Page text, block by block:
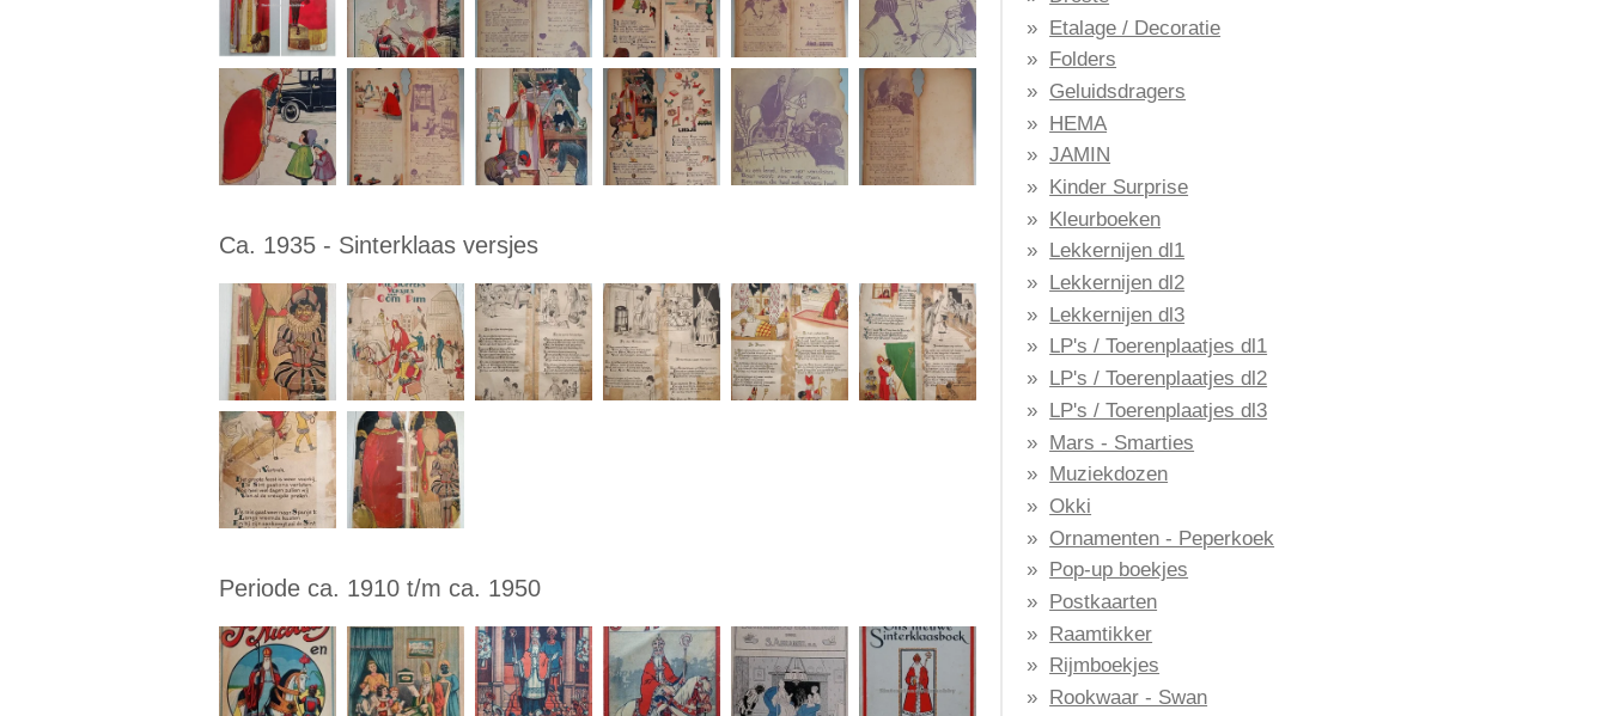
Ca. 1935 - Sinterklaas versjes
Periode ca. 1910 t/m ca. 1950
Etalage / Decoratie
Folders
Geluidsdragers
HEMA
JAMIN
Kinder Surprise
Kleurboeken
Lekkernijen dl1
Lekkernijen dl2
Lekkernijen dl3
LP's / Toerenplaatjes dl1
LP's / Toerenplaatjes dl2
LP's / Toerenplaatjes dl3
Mars - Smarties
Muziekdozen
Okki
Ornamenten - Peperkoek
Pop-up boekjes
Postkaarten
Raamtikker
Rijmboekjes
Rookwaar - Swan